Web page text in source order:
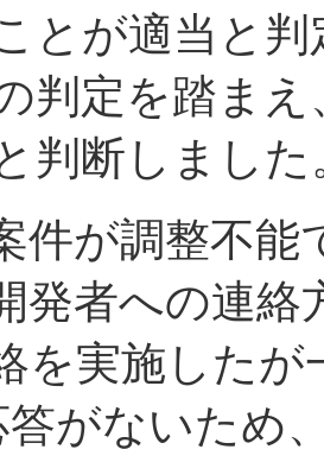
とが適当と
判定を踏ま
判断しました
件が調整不能
発者への連絡
を実施したが
答がないため